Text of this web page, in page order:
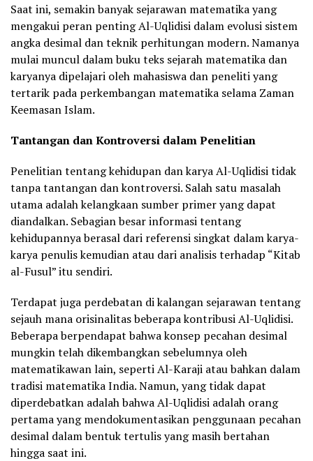
Saat ini, semakin banyak sejarawan matematika yang
mengakui peran penting Al-Uqlidisi dalam evolusi sistem
angka desimal dan teknik perhitungan modern. Namanya
mulai muncul dalam buku teks sejarah matematika dan
karyanya dipelajari oleh mahasiswa dan peneliti yang
tertarik pada perkembangan matematika selama Zaman
Keemasan Islam.
Tantangan dan Kontroversi dalam Penelitian
Penelitian tentang kehidupan dan karya Al-Uqlidisi tidak
tanpa tantangan dan kontroversi. Salah satu masalah
utama adalah kelangkaan sumber primer yang dapat
diandalkan. Sebagian besar informasi tentang
kehidupannya berasal dari referensi singkat dalam karya-
karya penulis kemudian atau dari analisis terhadap “Kitab
al-Fusul” itu sendiri.
Terdapat juga perdebatan di kalangan sejarawan tentang
sejauh mana orisinalitas beberapa kontribusi Al-Uqlidisi.
Beberapa berpendapat bahwa konsep pecahan desimal
mungkin telah dikembangkan sebelumnya oleh
matematikawan lain, seperti Al-Karaji atau bahkan dalam
tradisi matematika India. Namun, yang tidak dapat
diperdebatkan adalah bahwa Al-Uqlidisi adalah orang
pertama yang mendokumentasikan penggunaan pecahan
desimal dalam bentuk tertulis yang masih bertahan
hingga saat ini.